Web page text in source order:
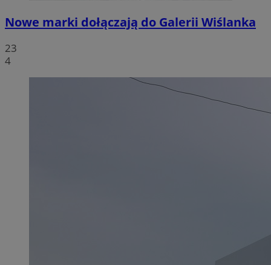
Nowe marki dołączają do Galerii Wiślanka
23
4